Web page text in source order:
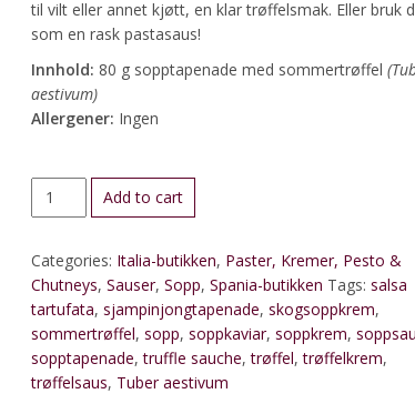
til vilt eller annet kjøtt, en klar trøffelsmak. Eller bruk
som en rask pastasaus!
Innhold: 80 g sopptapenade med sommertrøffel
aestivum)
Allergener: Ingen
Trøffeltapenade
quantity
Add to cart
Categories: Italia-butikken, Paster, Kremer, Pesto &
Chutneys, Sauser, Sopp, Spania-butikken Tags: salsa
tartufata, sjampinjongtapenade, skogsoppkrem,
sommertrøffel, sopp, soppkaviar, soppkrem,
sopptapenade,truffle sauche,trøffel,trøffelkrem,
trøffelsaus, Tuber aestivum